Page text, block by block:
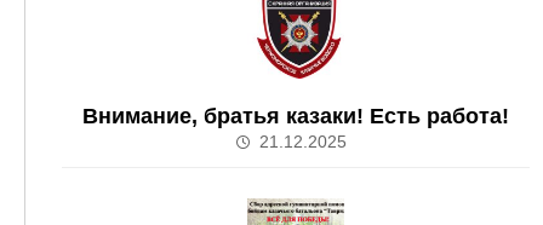
Внимание, братья казаки! Есть работа!
21.12.2025